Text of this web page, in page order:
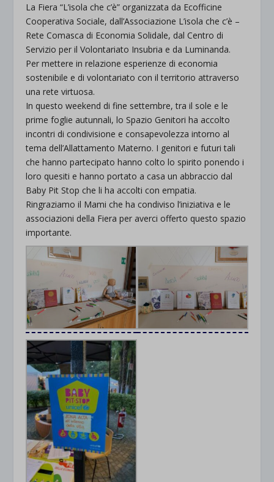
La Fiera “L’isola che c’è” organizzata da Ecofficine
Cooperativa Sociale, dall’Associazione L’isola che c’è –
Rete Comasca di Economia Solidale, dal Centro di
Servizio per il Volontariato Insubria e da Luminanda.
Per mettere in relazione esperienze di economia
sostenibile e di volontariato con il territorio attraverso
una rete virtuosa.
In questo weekend di fine settembre, tra il sole e le
prime foglie autunnali, lo Spazio Genitori ha accolto
incontri di condivisione e consapevolezza intorno al
tema dell’Allattamento Materno. I genitori e futuri tali
che hanno partecipato hanno colto lo spirito ponendo i
loro quesiti e hanno portato a casa un abbraccio dal
Baby Pit Stop che li ha accolti con empatia.
Ringraziamo il Mami che ha condiviso l’iniziativa e le
associazioni della Fiera per averci offerto questo spazio
importante.